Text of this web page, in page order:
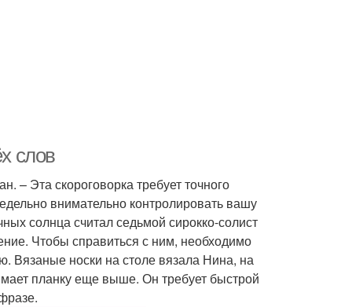
слов
– Эта скороговорка требует точного
внимательно контролировать вашу
солнца считал седьмой сирокко-солист
Чтобы справиться с ним, необходимо
Вязаные носки на столе вязала Нина, на
планку еще выше. Он требует быстрой